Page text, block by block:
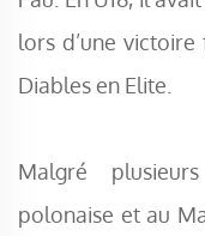
lors d’une victoire
Diables en Elite.
Malgré
polonaise et au